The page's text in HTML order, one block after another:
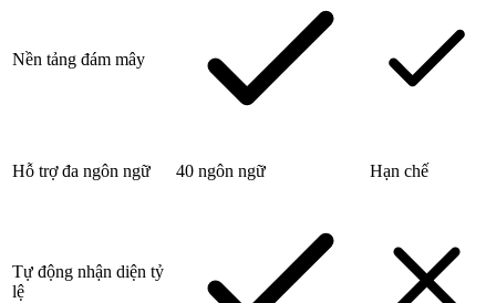
Nền tảng đám mây
Hỗ trợ đa ngôn ngữ 40 ngôn ngữ Hạn chế
Tự động nhận diện tỷ
lệ